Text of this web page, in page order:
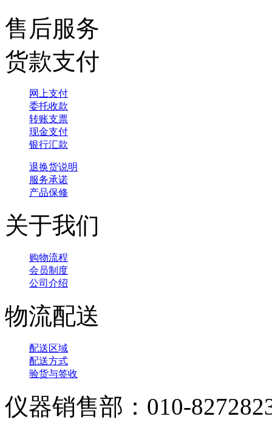
售后服务
货款支付
网上支付
委托收款
转账支票
现金支付
银行汇款
退换货说明
服务承诺
产品保修
关于我们
购物流程
会员制度
公司介绍
物流配送
配送区域
配送方式
验货与签收
仪器销售部：010-